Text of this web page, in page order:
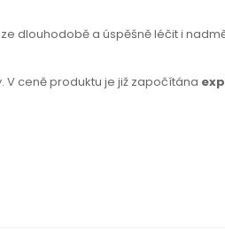
dlouhodobě a úspěšně léčit i
V ceně produktu je již započítána